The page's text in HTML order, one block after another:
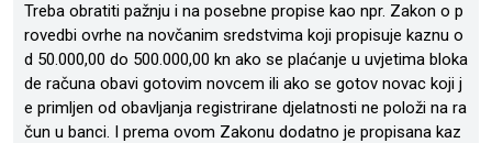
Treba obratiti pažnju i na posebne propise kao npr. Zakon o p
rovedbi ovrhe na novčanim sredstvima koji propisuje kaznu o
d 50.000,00 do 500.000,00 kn ako se plaćanje u uvjetima bloka
de računa obavi gotovim novcem ili ako se gotov novac koji j
e primljen od obavljanja registrirane djelatnosti ne položi na ra
čun u banci. I prema ovom Zakonu dodatno je propisana kaz